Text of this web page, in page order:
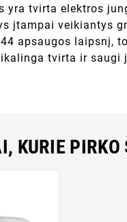
yra tvirta elektros
įtampai veikiantys
apsaugos laipsnį,
tvirta ir saugi
KURIE PIRKO